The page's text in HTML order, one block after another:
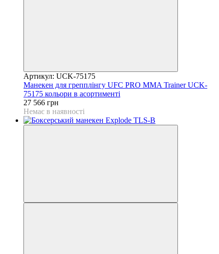
Артикул: UCK-75175
Манекен для грепплінгу UFC PRO MMA Trainer UCK-
75175 кольори в асортименті
27 566 грн
Немає в наявності